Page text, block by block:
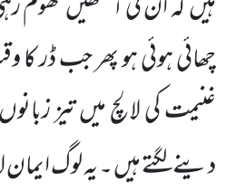
چھائی ہوئی ہو پھر جب ڈر
غنیمت کی لالچ میں تیز
دینے لگتے ہیں ۔ یہ لوگ